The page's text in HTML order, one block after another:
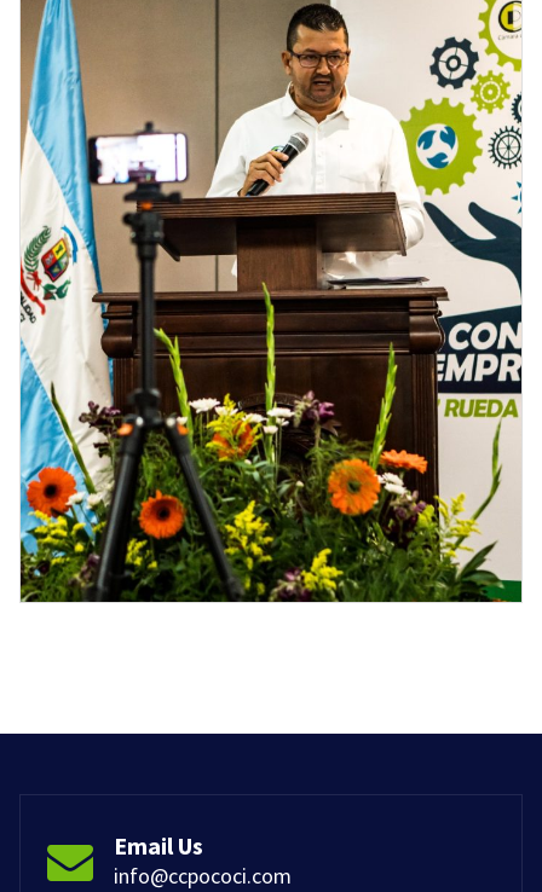
Email Us
info@ccpococi.com